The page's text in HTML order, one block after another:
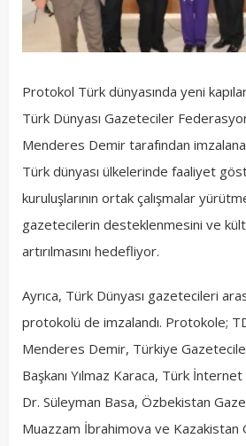
Protokol Türk dünyasında yeni
Türk Dünyası Gazeteciler
Menderes Demir tarafından
Türk dünyası ülkelerinde faaliyet
kuruluşlarının ortak çalışmalar
gazetecilerin desteklenmesini ve
artırılmasını hedefliyor.
Ayrıca, Türk Dünyası gazetecileri
protokolü de imzalandı. Protokole;
Menderes Demir, Türkiye
Başkanı Yılmaz Karaca, Türk
Dr. Süleyman Basa, Özbekistan
Muazzam İbrahimova ve Kazakistan